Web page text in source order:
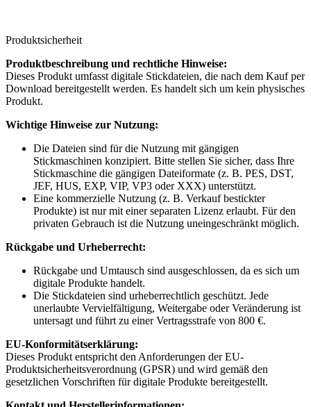
Produktsicherheit
Produktbeschreibung und rechtliche Hinweise:
Dieses Produkt umfasst digitale Stickdateien, die nach dem Kauf per
Download bereitgestellt werden. Es handelt sich um kein physisches
Produkt.
Wichtige Hinweise zur Nutzung:
Die Dateien sind für die Nutzung mit gängigen
Stickmaschinen konzipiert. Bitte stellen Sie sicher, dass Ihre
Stickmaschine die gängigen Dateiformate (z. B. PES, DST,
JEF, HUS, EXP, VIP, VP3 oder XXX) unterstützt.
Eine kommerzielle Nutzung (z. B. Verkauf bestickter
Produkte) ist nur mit einer separaten Lizenz erlaubt. Für den
privaten Gebrauch ist die Nutzung uneingeschränkt möglich.
Rückgabe und Urheberrecht:
Rückgabe und Umtausch sind ausgeschlossen, da es sich um
digitale Produkte handelt.
Die Stickdateien sind urheberrechtlich geschützt. Jede
unerlaubte Vervielfältigung, Weitergabe oder Veränderung ist
untersagt und führt zu einer Vertragsstrafe von 800 €.
EU-Konformitätserklärung:
Dieses Produkt entspricht den Anforderungen der EU-
Produktsicherheitsverordnung (GPSR) und wird gemäß den
gesetzlichen Vorschriften für digitale Produkte bereitgestellt.